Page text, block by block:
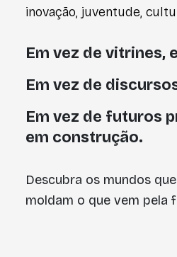
inovação, juventude,
Em vez de vitrines,
Em vez de
Em vez de futuros
em construção.
Descubra os mundos
moldam o que vem pela